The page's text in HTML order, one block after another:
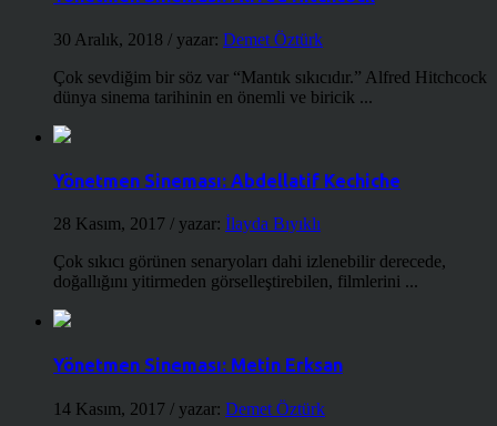
30 Aralık, 2018 / yazar: Demet Öztürk
Çok sevdiğim bir söz var “Mantık sıkıcıdır.” Alfred Hitchcock
dünya sinema tarihinin en önemli ve biricik ...
Yönetmen Sineması: Abdellatif Kechiche
28 Kasım, 2017 / yazar: İlayda Bıyıklı
Çok sıkıcı görünen senaryoları dahi izlenebilir derecede,
doğallığını yitirmeden görselleştirebilen, filmlerini ...
Yönetmen Sineması: Metin Erksan
14 Kasım, 2017 / yazar: Demet Öztürk